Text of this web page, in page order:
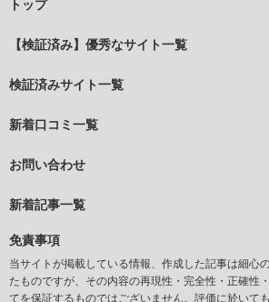
トップ
【検証済み】優秀なサイト一覧
検証済みサイト一覧
新着口コミ一覧
お問い合わせ
新着記事一覧
免責事項
当サイトが掲載している情報、作成した記事は細心
たものですが、その内容の再現性・完全性・正確性
てを保証するものではございません。評価に於いて